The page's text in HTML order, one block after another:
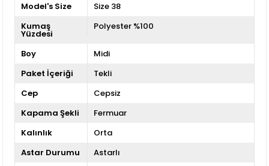
Model's Size
Size 38
Kumaş
Yüzdesi
Polyester %100
Boy
Midi
Paket İçeriği
Tekli
Cep
Cepsiz
Kapama Şekli
Fermuar
Kalınlık
Orta
Astar Durumu
Astarlı